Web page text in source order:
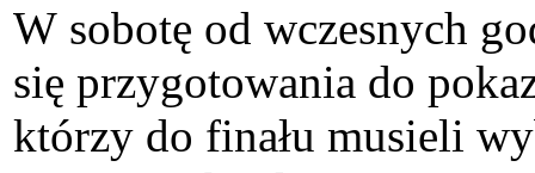
W sobotę od wczesnych
się przygotowania do
którzy do finału musieli